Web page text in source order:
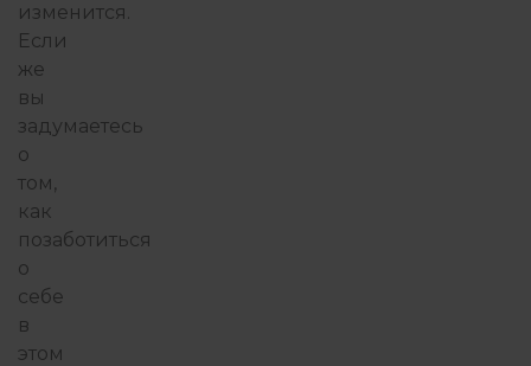
изменится.
Если
же
вы
задумаетесь
о
том,
как
позаботиться
о
себе
в
этом